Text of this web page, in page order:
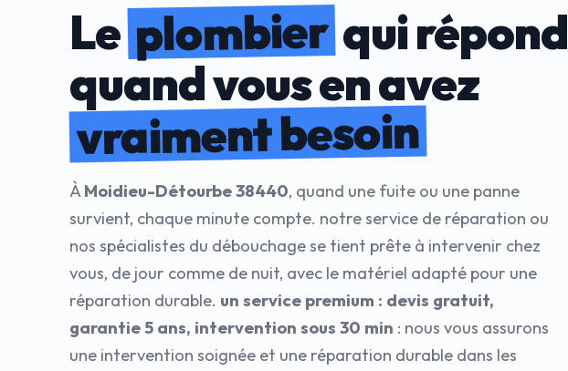
Leplombierqui répond
quand vous en avez
vraiment besoin
ÀMoidieu-Détourbe 38440, quand une fuite ou une panne
survient, chaque minute compte. notre service de réparation ou
nos spécialistes du débouchage se tient prête à intervenir chez
vous, de jour comme de nuit, avec le matériel adapté pour une
réparation durable. un service premium : devis gratuit,
garantie 5 ans, intervention sous 30 min : nous vous assurons
une intervention soignée et une réparation durable dans les